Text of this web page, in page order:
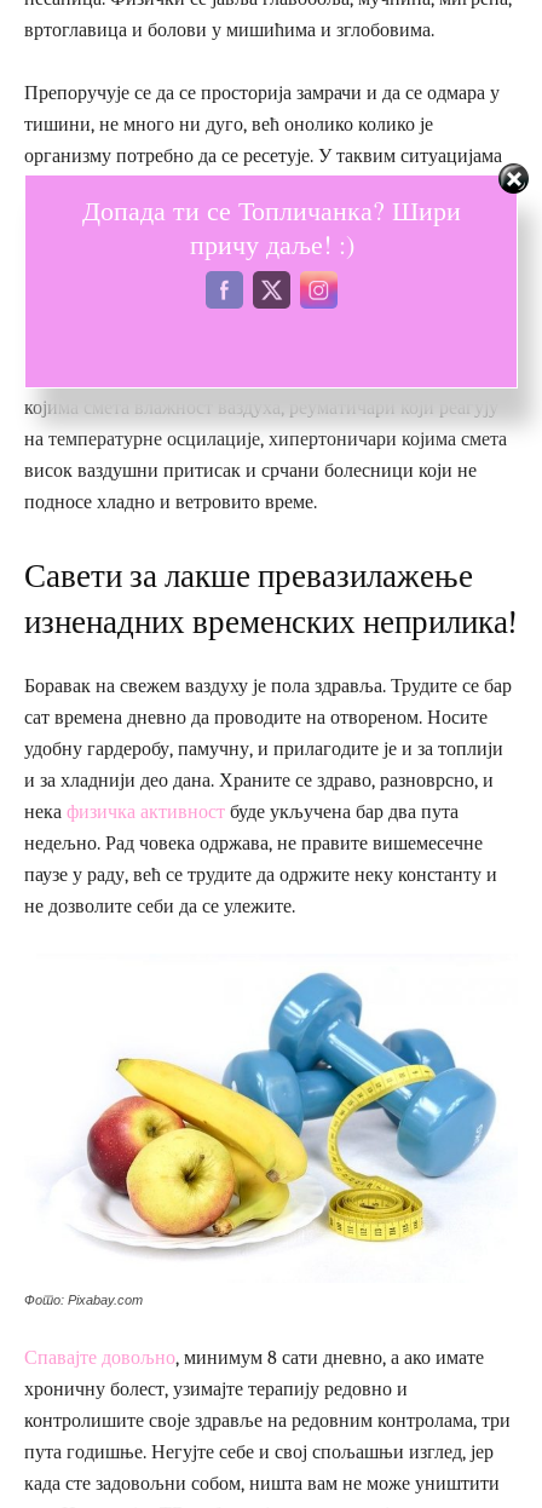
вртоглавица и болови у мишићима и зглобовима.
Препоручује се да се просторија замрачи и да се одмара у
тишини, не много ни дуго, већ онолико колико је
организму потребно да се ресетује. У таквим ситуацијама
само распоредити активно време за рад и одмор. Правилна
и разноврсна исхрана, богата свежим намирницама, и
влакнима је од великог значаја за добијање енергије и
целокупно добро опште стање организма.
којима смета влажност ваздуха, реуматичари који реагују
на температурне осцилације, хипертоничари којима смета
висок ваздушни притисак и срчани болесници који не
подносе хладно и ветровито време.
Савети за лакше превазилажење
изненадних временских неприлика!
Боравак на свежем ваздуху је пола здравља. Трудите се бар
сат времена дневно да проводите на отвореном. Носите
удобну гардеробу, памучну, и прилагодите је и за топлији
и за хладнији део дана. Храните се здраво, разноврсно, и
нека физичка активност буде укључена бар два пута
недељно. Рад човека одржава, не правите вишемесечне
паузе у раду, већ се трудите да одржите неку константу и
не дозволите себи да се улежите.
Фото: Pixabay.com
Спавајте довољно, минимум 8 сати дневно, а ако имате
хроничну болест, узимајте терапију редовно и
контролишите своје здравље на редовним контролама, три
пута годишње. Негујте себе и свој спољашњи изглед, јер
када сте задовољни собом, ништа вам не може уништити
Допада ти се Топличанка? Шири
причу даље! :)